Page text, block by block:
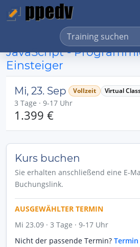
JavaScript -
Einsteiger
Mi, 23. Sep Vollzeit Virtual
3 Tage · 9-17 Uhr
1.399 €
Kurs buchen
Sie erhalten anschließend eine E-
Buchungslink.
AUSGEWÄHLTER TERMIN
Mi 23.09 · 3 Tage · 9-17 Uhr
Nicht der passende Termin?